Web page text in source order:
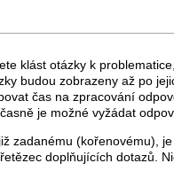
klást otázky k
budou zobrazeny až po
čas na zpracování
je možné vyžádat
zadanému (kořenovému),
doplňujících dotazů.